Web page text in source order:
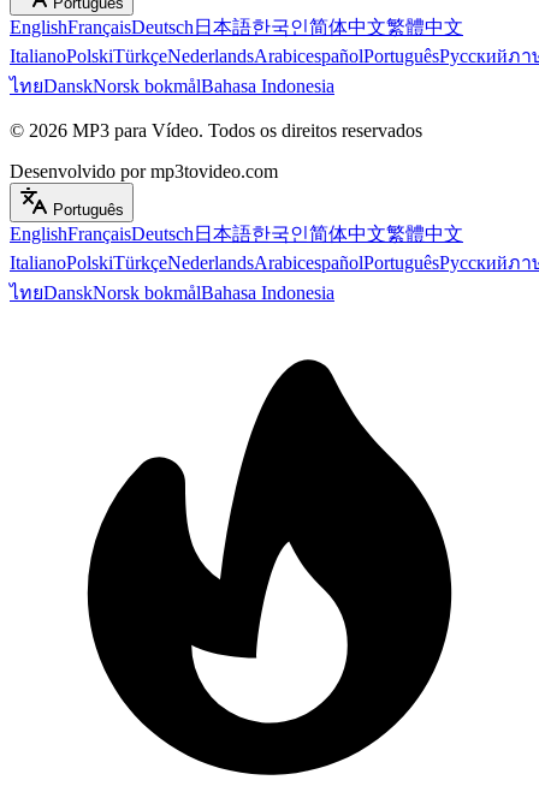
EnglishFrançaisDeutsch日本語한국인简体中文繁體中文
ItalianoPolskiTürkçeNederlandsArabicespañolPortuguêsРусскийภา
ไทยDanskNorsk bokmålBahasa Indonesia
© 2026 MP3 para Vídeo. Todos os direitos reservados
Desenvolvido por mp3tovideo.com
Português
EnglishFrançaisDeutsch日本語한국인简体中文繁體中文
ItalianoPolskiTürkçeNederlandsArabicespañolPortuguêsРусскийภา
ไทยDanskNorsk bokmålBahasa Indonesia